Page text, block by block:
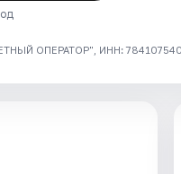
ОПЕРАТОР", ИНН: 7841075409